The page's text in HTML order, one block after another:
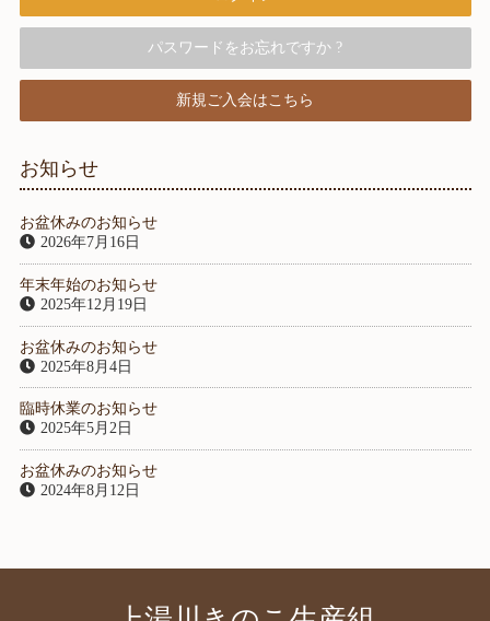
パスワードをお忘れですか ?
新規ご入会はこちら
お知らせ
お盆休みのお知らせ
2026年7月16日
年末年始のお知らせ
2025年12月19日
お盆休みのお知らせ
2025年8月4日
臨時休業のお知らせ
2025年5月2日
お盆休みのお知らせ
2024年8月12日